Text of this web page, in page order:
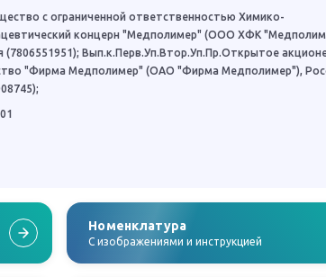
с ограниченной ответственностью Химико-
концерн "Медполимер" (ООО ХФК
(7806551951); Вып.к.Перв.Уп.Втор.Уп.Пр.Открытое
"Фирма Медполимер" (ОАО "Фирма Медполимер"),
Номенклатура
C изображениями и инструкцией